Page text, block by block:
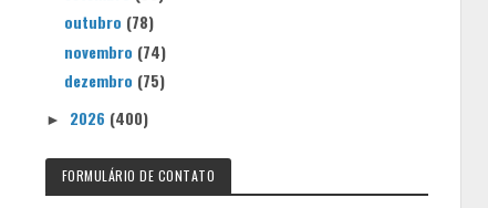
outubro (78)
novembro (74)
dezembro (75)
► 2026 (400)
FORMULÁRIO DE CONTATO